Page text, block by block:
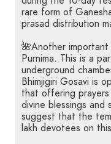
rare form of
prasad distribution
🌺Another
Purnima. This is a
underground
Bhimjigiri Gosavi is
that offering
divine blessings and
suggest that the
lakh devotees on